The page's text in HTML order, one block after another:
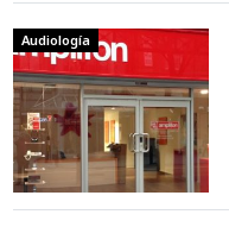
Audiología